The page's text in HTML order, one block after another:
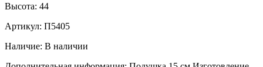
Высота: 44
Артикул: П5405
Наличие: В наличии